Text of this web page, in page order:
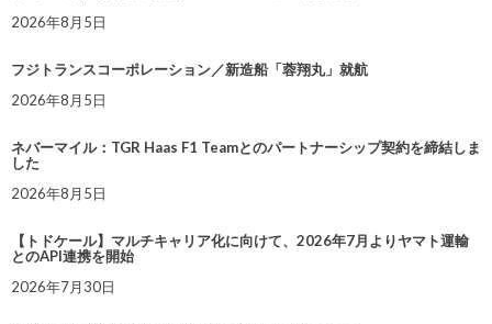
2026年8月5日
フジトランスコーポレーション／新造船「蓉翔丸」就航
2026年8月5日
ネバーマイル：TGR Haas F1 Teamとのパートナーシップ契約を締結しま
した
2026年8月5日
【トドケール】マルチキャリア化に向けて、2026年7月よりヤマト運輸
とのAPI連携を開始
2026年7月30日